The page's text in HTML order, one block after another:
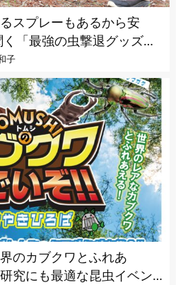
スプレーもあるから安
トで使う虫よけ】
子
のカブクワとふれあ
究にも最適な昆虫イベン